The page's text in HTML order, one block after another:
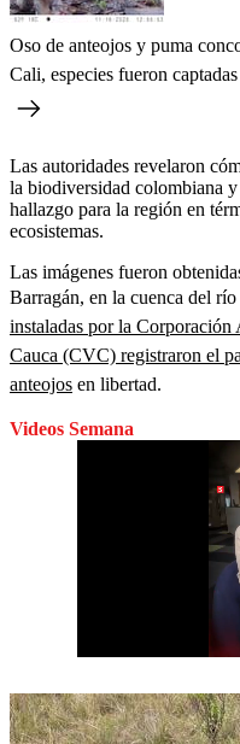
Oso de anteojos y puma
Cali, especies fueron
Las autoridades revelaron
la biodiversidad colombiana y
hallazgo para la región en
ecosistemas.
Las imágenes fueron
Barragán, en la cuenca del
instaladas por la
Cauca (CVC) registraron el
anteojos en libertad.
Videos Semana